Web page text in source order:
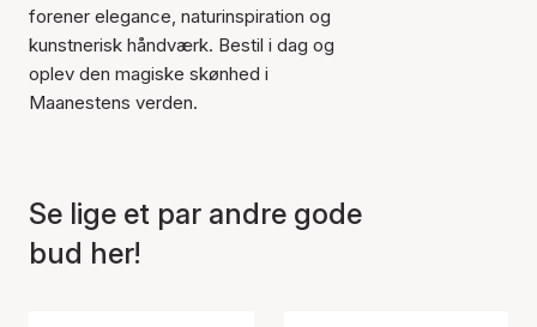
forener elegance, naturinspiration og
kunstnerisk håndværk. Bestil i dag og
oplev den magiske skønhed i
Maanestens verden.
Se lige et par andre gode
bud her!